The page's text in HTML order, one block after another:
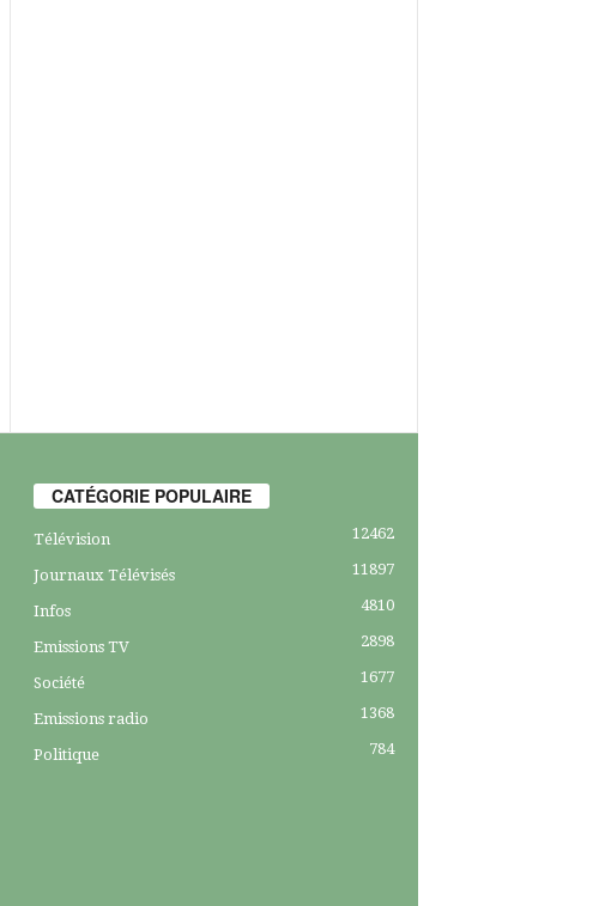
CATÉGORIE POPULAIRE
Télévision 12462
Journaux Télévisés 11897
Infos 4810
Emissions TV 2898
Société 1677
Emissions radio 1368
Politique 784